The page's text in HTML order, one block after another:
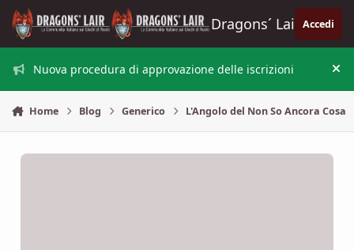
Vai al contenuto
Dragons´ Lair Accedi
Nuova procedura di approvazione delle iscrizioni
Home Blog Generico L'Angolo del Non So Ancora Cosa